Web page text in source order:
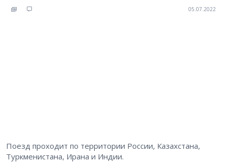
05.07.2022
Поезд проходит по территории России, Казахстана,
Туркменистана, Ирана и Индии.